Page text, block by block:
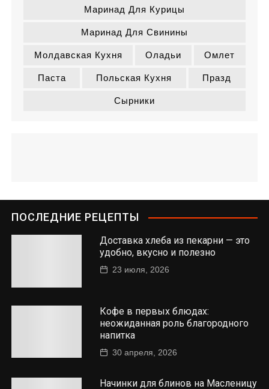
Маринад Для Курицы
Маринад Для Свинины
Молдавская Кухня Оладьи Омлет
Паста Польская Кухня Празд
Сырники
ПОСЛЕДНИЕ РЕЦЕПТЫ
Доставка хлеба из пекарни — это
удобно, вкусно и полезно
23 июля, 2026
Кофе в первых блюдах:
неожиданная роль благородного
напитка
30 апреля, 2026
Начинки для блинов на Масленицу